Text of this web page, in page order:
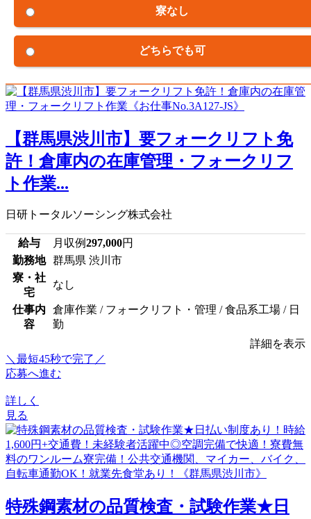
寮なし
どちらでも可
【群馬県渋川市】要フォークリフト免
許！倉庫内の在庫管理・フォークリフ
ト作業...
日研トータルソーシング株式会社
給与 月収例297,000円
勤務地
群馬県 渋川市
寮・社
宅
なし
仕事内
容
倉庫作業 / フォークリフト・管理 / 食品系工場 / 日
勤
詳細を表示
＼最短45秒で完了／
応募へ進む
詳しく
見る
特殊鋼素材の品質検査・試験作業★日